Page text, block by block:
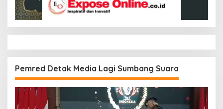
Pemred Detak Media Lagi Sumbang Suara
Pemutar
Video